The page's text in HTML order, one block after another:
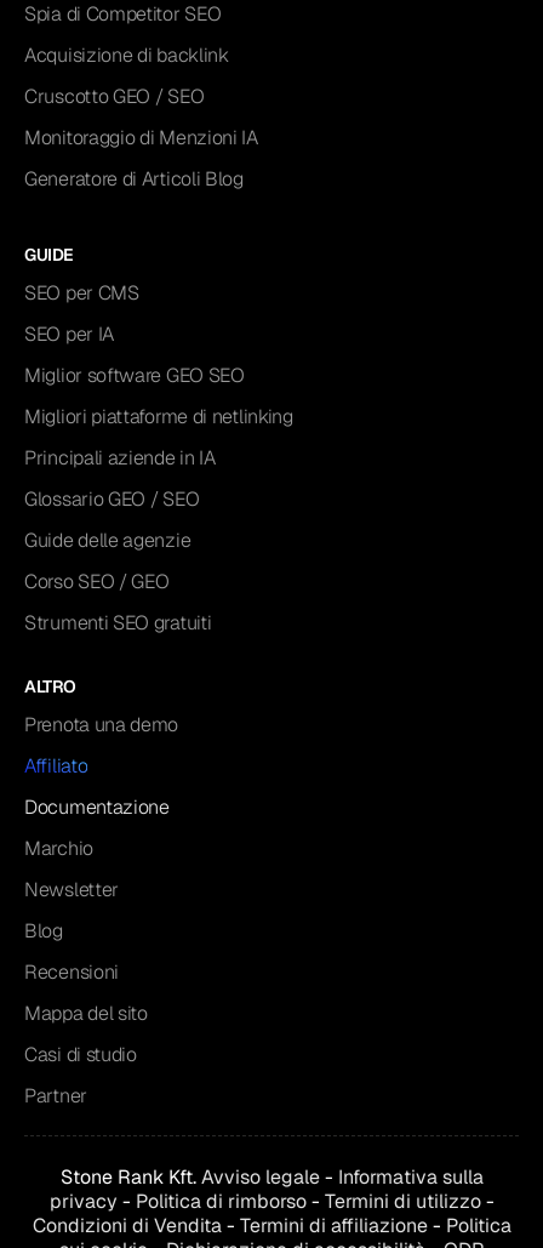
Spia di Competitor SEO
Acquisizione di backlink
Cruscotto GEO / SEO
Monitoraggio di Menzioni IA
Generatore di Articoli Blog
GUIDE
SEO per CMS
SEO per IA
Miglior software GEO SEO
Migliori piattaforme di netlinking
Principali aziende in IA
Glossario GEO / SEO
Guide delle agenzie
Corso SEO / GEO
Strumenti SEO gratuiti
ALTRO
Prenota una demo
Affiliato
Documentazione
Marchio
Newsletter
Blog
Recensioni
Mappa del sito
Casi di studio
Partner
Stone Rank Kft.Avviso legale- Informativa sulla
privacy - Politica di rimborso- Termini di utilizzo-
Condizioni di Vendita- Termini di affiliazione- Politica